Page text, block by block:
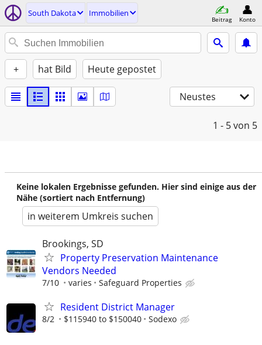
South Dakota Immobilien
Beitrag Konto
+ hat Bild Heute gepostet
Neustes
1 - 5von 5
Keine lokalen Ergebnisse gefunden. Hier sind einige aus der
Nähe (sortiert nach Entfernung)
in weiterem Umkreis suchen
Brookings, SD
Property Preservation Maintenance
Vendors Needed
7/10 varies Safeguard Properties
Resident District Manager
8/2 $115940 to $150040 Sodexo